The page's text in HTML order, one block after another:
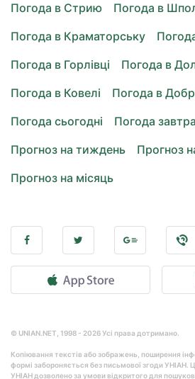
Погода в Стрию
Погода в
Погода в Краматорську
Погода в Горлівці
Погода в
Погода в Ковелі
Погода в
Погода сьогодні
Погода завтра
Прогноз на тиждень
Прогноз
Прогноз на місяць
© UNIAN.NET, 1998 - 2026 Усі права дотримано.
Копіювання текстів або зображень, поширення
формі забороняється без письмової згоди УНІАН.
УНІАН дозволено за умови відкритого для